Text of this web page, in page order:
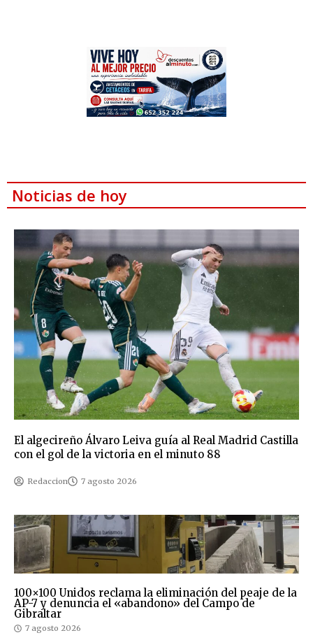
Noticias de hoy
El algecireño Álvaro Leiva guía al Real Madrid Castilla
con el gol de la victoria en el minuto 88
Redaccion 7 agosto 2026
100×100 Unidos reclama la eliminación del peaje de la
AP-7 y denuncia el «abandono» del Campo de
Gibraltar
7 agosto 2026